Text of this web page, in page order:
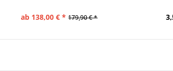
ab 138,00 € * 179,90 € *